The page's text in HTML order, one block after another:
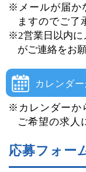
※メールが届か
ますのでご了
※2営業日以内に
がご連絡をお
カレンダ
※カレンダーか
ご希望の求人
応募フォー